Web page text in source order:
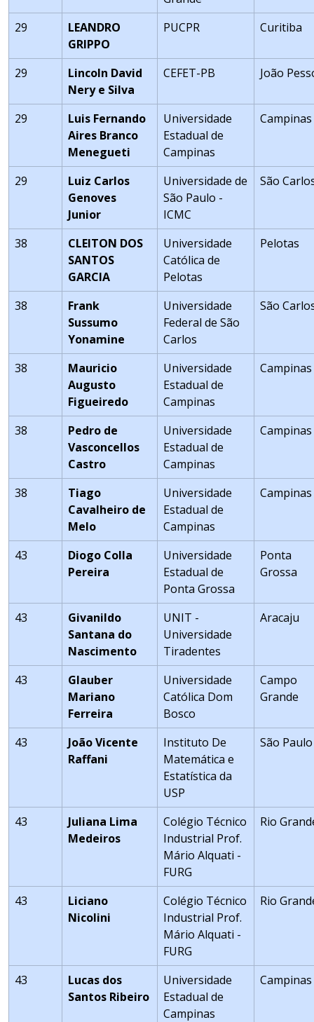
29
LEANDRO
GRIPPO
PUCPR Curitiba
29
Lincoln David
Nery e Silva
CEFET-PB João
29
Luis Fernando
Aires Branco
Menegueti
Universidade
Estadual de
Campinas
Campinas
29
Luiz Carlos
Genoves
Junior
Universidade de
São Paulo -
ICMC
São
38
CLEITON DOS
SANTOS
GARCIA
Universidade
Católica de
Pelotas
Pelotas
38
Frank
Sussumo
Yonamine
Universidade
Federal de São
Carlos
São
38
Mauricio
Augusto
Figueiredo
Universidade
Estadual de
Campinas
Campinas
38
Pedro de
Vasconcellos
Castro
Universidade
Estadual de
Campinas
Campinas
38
Tiago
Cavalheiro de
Melo
Universidade
Estadual de
Campinas
Campinas
43
Diogo Colla
Pereira
Universidade
Estadual de
Ponta Grossa
Ponta
Grossa
43
Givanildo
Santana do
Nascimento
UNIT -
Universidade
Tiradentes
Aracaju
43
Glauber
Mariano
Ferreira
Universidade
Católica Dom
Bosco
Campo
Grande
43
João Vicente
Raffani
Instituto De
Matemática e
Estatística da
USP
São Paulo
43
Juliana Lima
Medeiros
Colégio Técnico
Industrial Prof.
Mário Alquati -
FURG
Rio
43
Liciano
Nicolini
Colégio Técnico
Industrial Prof.
Mário Alquati -
FURG
Rio
43
Lucas dos
Santos Ribeiro
Universidade
Estadual de
Campinas
Campinas